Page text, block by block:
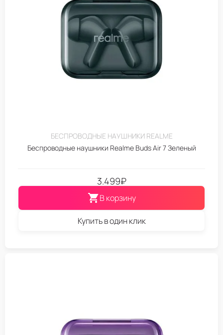
БЕСПРОВОДНЫЕ НАУШНИКИ REALME
Беспроводные наушники Realme Buds Air 7 Зеленый
3.499₽
В корзину
Купить в один клик